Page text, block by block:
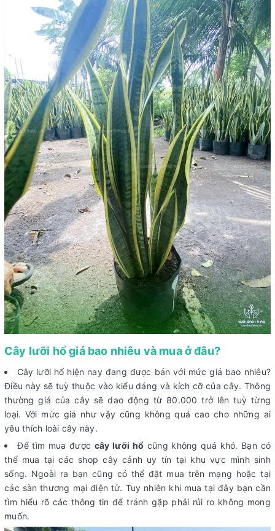
Cây lưỡi hổ giá bao nhiêu và mua ở đâu?
Cây lưỡi hổ hiện nay đang được bán với mức giá bao nhiêu?
Điều này sẽ tuỳ thuộc vào kiểu dáng và kích cỡ của cây. Thông
thường giá của cây sẽ dao động từ 80.000 trở lên tuỳ từng
loại. Với mức giá như vậy cũng không quá cao cho những ai
yêu thích loài cây này.
Để tìm mua được cây lưỡi hổ cũng không quá khó. Bạn có
thể mua tại các shop cây cảnh uy tín tại khu vực mình sinh
sống. Ngoài ra bạn cũng có thể đặt mua trên mạng hoặc tại
các sàn thương mại điện tử. Tuy nhiên khi mua tại đây bạn cần
tìm hiểu rõ các thông tin để tránh gặp phải rủi ro không mong
muốn.